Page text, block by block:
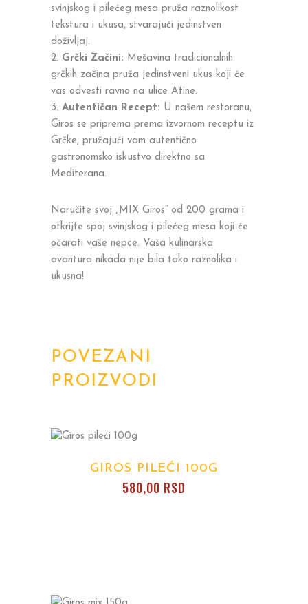
svinjskog i pilećeg mesa pruža raznolikost
tekstura i ukusa, stvarajući jedinstven
doživljaj.
Grčki Začini: Mešavina tradicionalnih
grčkih začina pruža jedinstveni ukus koji će
vas odvesti ravno na ulice Atine.
Autentičan Recept: U našem restoranu,
Giros se priprema prema izvornom receptu iz
Grčke, pružajući vam autentično
gastronomsko iskustvo direktno sa
Mediterana.
Naručite svoj „MIX Giros“ od 200 grama i
otkrijte spoj svinjskog i pilećeg mesa koji će
očarati vaše nepce. Vaša kulinarska
avantura nikada nije bila tako raznolika i
ukusna!
POVEZANI
PROIZVODI
GIROS PILEĆI 100G
580,00 RSD